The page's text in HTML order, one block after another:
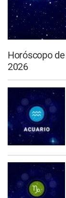
Horóscopo
2026